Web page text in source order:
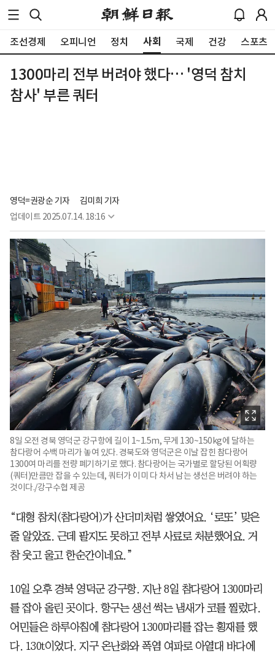
조선경제 오피니언 정치 사회 국제 건강 스포츠
1300마리 전부 버려야 했다… '영덕 참치
참사' 부른 쿼터
영덕=권광순 기자
김미희 기자
업데이트 2025.07.14. 18:16
8일 오전 경북 영덕군 강구항에 길이 1~1.5m, 무게 130~150kg에 달하는
참다랑어 수백 마리가 놓여 있다. 경북도와 영덕군은 이날 잡힌 참다랑어
1300여 마리를 전량 폐기하기로 했다. 참다랑어는 국가별로 할당된 어획량
(쿼터)만큼만 잡을 수 있는데, 쿼터가 이미 다 차서 남는 생선은 버려야 하는
것이다./강구수협 제공
“대형 참치(참다랑어)가 산더미처럼 쌓였어요. ‘로또’ 맞은
줄 알았죠. 근데 팔지도 못하고 전부 사료로 처분했어요. 거
참 웃고 울고 한순간이네요.”
10일 오후 경북 영덕군 강구항. 지난 8일 참다랑어 1300마리
를 잡아 올린 곳이다. 항구는 생선 썩는 냄새가 코를 찔렀다.
어민들은 하루아침에 참다랑어 1300마리를 잡는 횡재를 했
다. 130t이었다. 지구 온난화와 폭염 여파로 아열대 바다에